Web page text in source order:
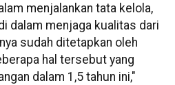
menjalankan tata kelola,
dalam menjaga kualitas dari
sudah ditetapkan oleh
hal tersebut yang
dalam 1,5 tahun ini,"